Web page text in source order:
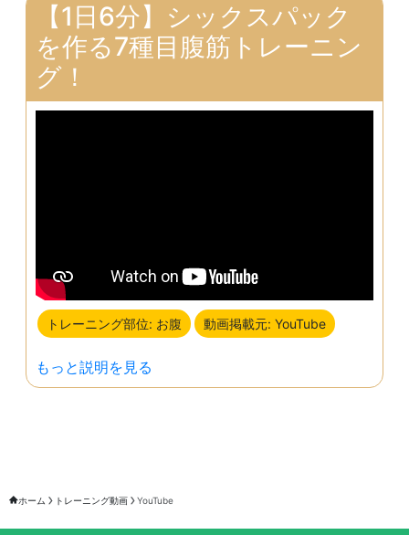
【1日6分】シックスパック
を作る7種目腹筋トレーニン
グ！
トレーニング部位: お腹 動画掲載元: YouTube
もっと説明を見る
ホーム トレーニング動画 YouTube